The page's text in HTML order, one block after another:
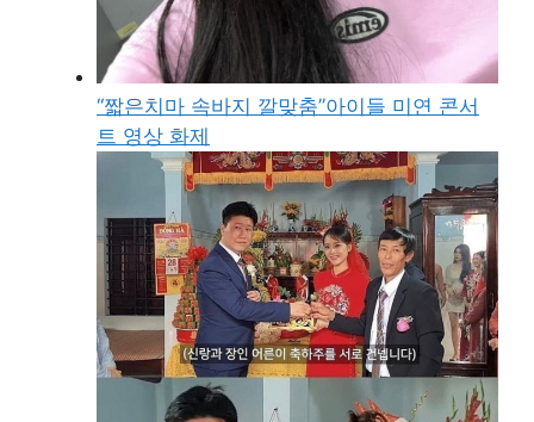
“짧은치마 속바지 깔맞춤”아이들 미연 콘서
트 영상 화제